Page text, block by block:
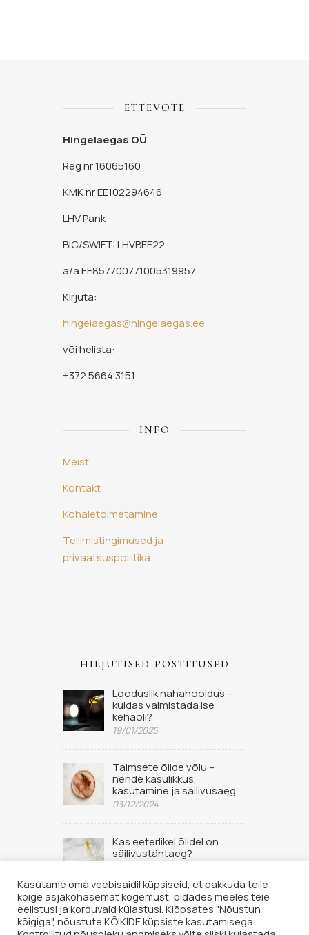
ETTEVÕTE
Hingelaegas OÜ
Reg nr 16065160
KMK nr EE102294646
LHV Pank
BIC/SWIFT: LHVBEE22
a/a EE857700771005319957
Kirjuta:
hingelaegas@hingelaegas.ee
või helista:
+372 5664 3151
INFO
Meist
Kontakt
Kohaletoimetamine
Tellimistingimused ja
privaatsuspoliitika
HILJUTISED POSTITUSED
Looduslik nahahooldus –
kuidas valmistada ise
kehaõli?
19/01/2025
Taimsete õlide võlu –
nende kasulikkus,
kasutamine ja säilivusaeg
03/12/2024
Kas eeterlikel õlidel on
säilivustähtaeg?
Kasutame oma veebisaidil küpsiseid, et pakkuda teile
kõige asjakohasemat kogemust, pidades meeles teie
eelistusi ja korduvaid külastusi. Klõpsates "Nõustun
kõigiga", nõustute KÕIKIDE küpsiste kasutamisega.